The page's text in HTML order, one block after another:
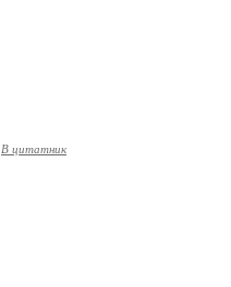
В цитатник